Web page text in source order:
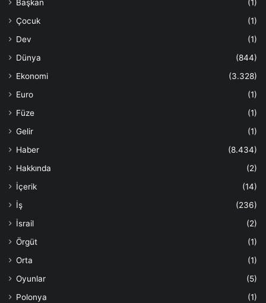
Başkan
(1)
Çocuk
(1)
Dev
(1)
Dünya
(844)
Ekonomi
(3.328)
Euro
(1)
Füze
(1)
Gelir
(1)
Haber
(8.434)
Hakkında
(2)
İçerik
(14)
İş
(236)
İsrail
(2)
Örgüt
(1)
Orta
(1)
Oyunlar
(5)
Polonya
(1)